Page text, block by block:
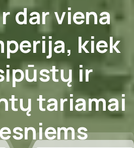
darviena
kiek
ir
tariamai